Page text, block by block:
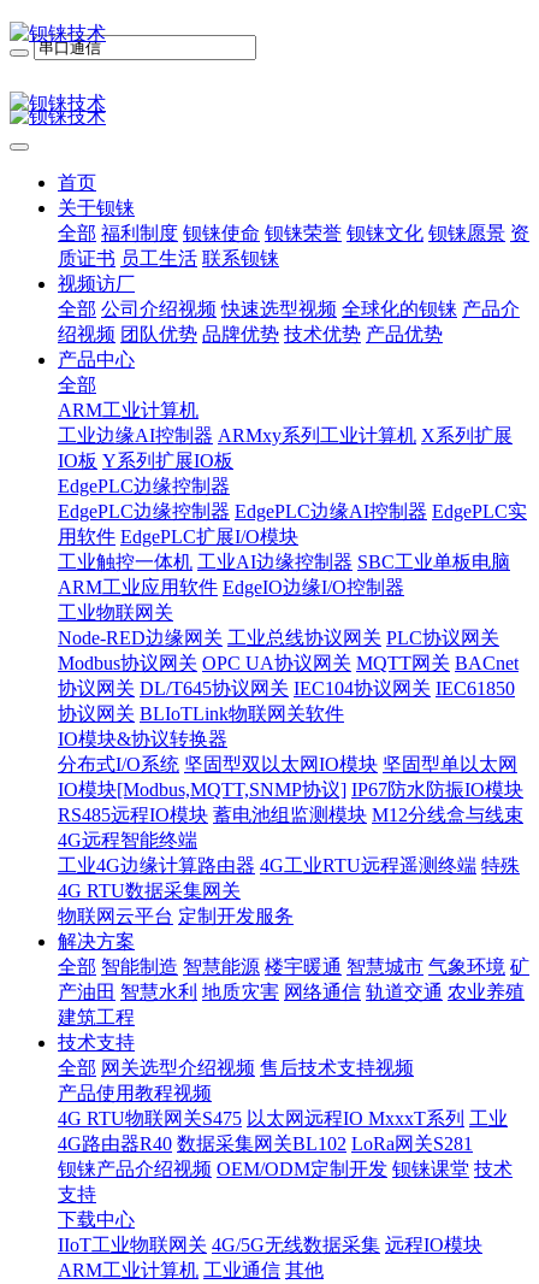
首页
关于钡铼
全部 福利制度 钡铼使命 钡铼荣誉 钡铼文化 钡铼愿景 资
质证书 员工生活 联系钡铼
视频访厂
全部 公司介绍视频 快速选型视频 全球化的钡铼 产品介
绍视频 团队优势 品牌优势 技术优势 产品优势
产品中心
全部
ARM工业计算机
工业边缘AI控制器 ARMxy系列工业计算机 X系列扩展
IO板 Y系列扩展IO板
EdgePLC边缘控制器
EdgePLC边缘控制器 EdgePLC边缘AI控制器 EdgePLC实
用软件 EdgePLC扩展I/O模块
工业触控一体机 工业AI边缘控制器 SBC工业单板电脑
ARM工业应用软件 EdgeIO边缘I/O控制器
工业物联网关
Node-RED边缘网关 工业总线协议网关 PLC协议网关
Modbus协议网关 OPC UA协议网关 MQTT网关 BACnet
协议网关 DL/T645协议网关 IEC104协议网关 IEC61850
协议网关 BLIoTLink物联网关软件
IO模块&协议转换器
分布式I/O系统 坚固型双以太网IO模块 坚固型单以太网
IO模块[Modbus,MQTT,SNMP协议] IP67防水防振IO模块
RS485远程IO模块 蓄电池组监测模块 M12分线盒与线束
4G远程智能终端
工业4G边缘计算路由器 4G工业RTU远程遥测终端 特殊
4G RTU数据采集网关
物联网云平台 定制开发服务
解决方案
全部 智能制造 智慧能源 楼宇暖通 智慧城市 气象环境 矿
产油田 智慧水利 地质灾害 网络通信 轨道交通 农业养殖
建筑工程
技术支持
全部 网关选型介绍视频 售后技术支持视频
产品使用教程视频
4G RTU物联网关S475 以太网远程IO MxxxT系列 工业
4G路由器R40 数据采集网关BL102 LoRa网关S281
钡铼产品介绍视频 OEM/ODM定制开发 钡铼课堂 技术
支持
下载中心
IIoT工业物联网关 4G/5G无线数据采集 远程IO模块
ARM工业计算机 工业通信 其他